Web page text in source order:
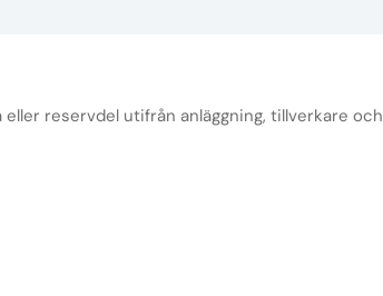
reservdel utifrån anläggning, tillverkare och